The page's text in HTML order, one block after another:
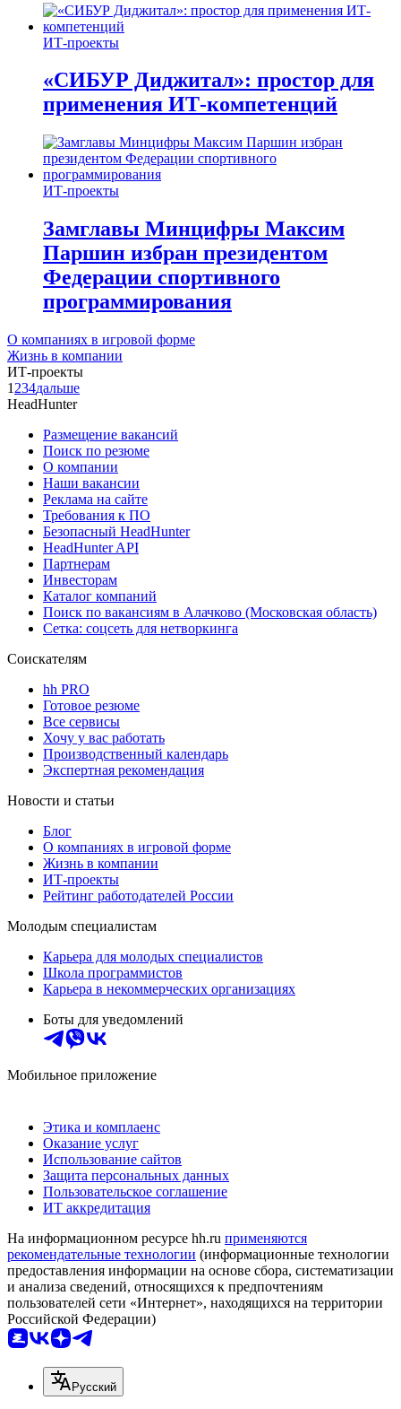
ИТ-проекты
«СИБУР Диджитал»: простор для
применения ИТ-компетенций
ИТ-проекты
Замглавы Минцифры Максим
Паршин избран президентом
Федерации спортивного
программирования
О компаниях в игровой форме
Жизнь в компании
ИТ-проекты
1 234дальше
HeadHunter
Размещение вакансий
Поиск по резюме
О компании
Наши вакансии
Реклама на сайте
Требования к ПО
Безопасный HeadHunter
HeadHunter API
Партнерам
Инвесторам
Каталог компаний
Поиск по вакансиям в Алачково (Московская область)
Сетка: соцсеть для нетворкинга
Соискателям
hh PRO
Готовое резюме
Все сервисы
Хочу у вас работать
Производственный календарь
Экспертная рекомендация
Новости и статьи
Блог
О компаниях в игровой форме
Жизнь в компании
ИТ-проекты
Рейтинг работодателей России
Молодым специалистам
Карьера для молодых специалистов
Школа программистов
Карьера в некоммерческих организациях
Боты для уведомлений
Мобильное приложение
Этика и комплаенс
Оказание услуг
Использование сайтов
Защита персональных данных
Пользовательское соглашение
ИТ аккредитация
На информационном ресурсе hh.ru применяются
рекомендательные технологии (информационные технологии
предоставления информации на основе сбора, систематизации
и анализа сведений, относящихся к предпочтениям
пользователей сети «Интернет», находящихся на территории
Российской Федерации)
Русский